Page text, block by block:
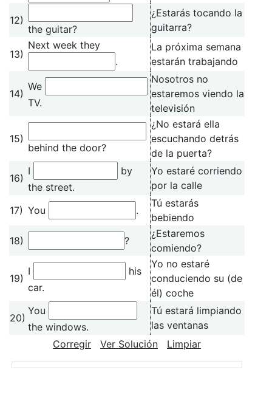
12)
the guitar?
¿Estarás tocando la
guitarra?
13)
Next week they
.
La próxima semana
estarán trabajando
14)
We
TV.
Nosotros no
estaremos viendo la
televisión
15)
behind the door?
¿No estará ella
escuchando detrás
de la puerta?
16)
I
by
the street.
Yo estaré corriendo
por la calle
17) You .
Tú estarás
bebiendo
18)
?
¿Estaremos
comiendo?
19)
I
his
car.
Yo no estaré
conduciendo su (de
él) coche
20)
You
the windows.
Tú estará limpiando
las ventanas
Corregir
Ver Solución Limpiar